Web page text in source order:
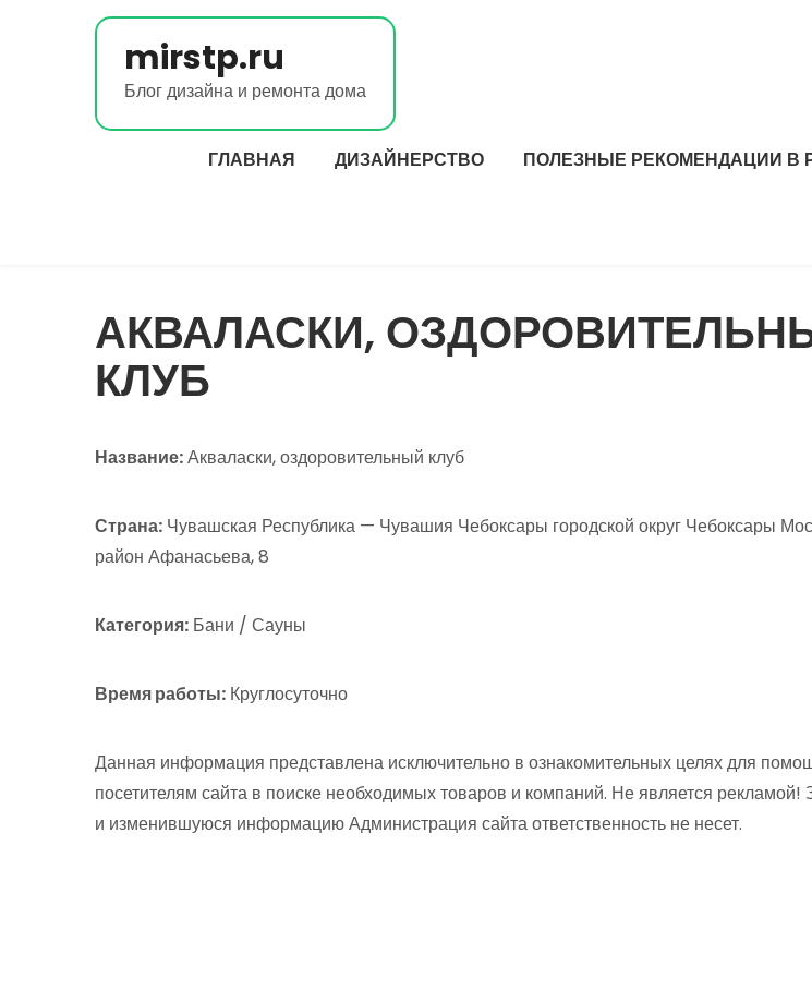
mirstp.ru
Блог дизайна и ремонта дома
ГЛАВНАЯ ДИЗАЙНЕРСТВО ПОЛЕЗНЫЕ РЕКОМЕНДАЦИИ В
АКВАЛАСКИ,
КЛУБ
Название:Акваласки, оздоровительный клуб
Страна: Чувашская Республика — Чувашия Чебоксары городской округ Чебоксары
район Афанасьева, 8
Категория: Бани / Сауны
Время работы: Круглосуточно
Данная информация представлена исключительно в ознакомительных целях для
посетителям сайта в поиске необходимых товаров и компаний. Не является
и изменившуюся информацию Администрация сайта ответственность не несет.